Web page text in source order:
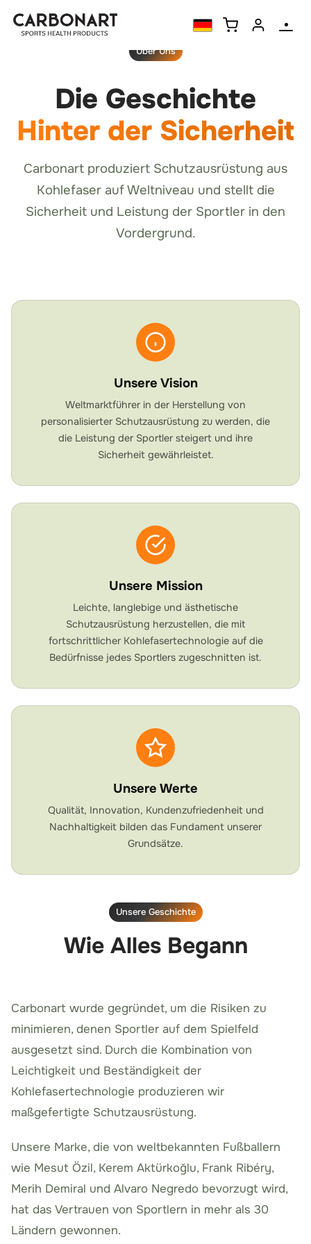
Über Uns
Die Geschichte
Hinter der Sicherheit
Carbonart produziert Schutzausrüstung aus
Kohlefaser auf Weltniveau und stellt die
Sicherheit und Leistung der Sportler in den
Vordergrund.
Unsere Vision
Weltmarktführer in der Herstellung von
personalisierter Schutzausrüstung zu werden, die
die Leistung der Sportler steigert und ihre
Sicherheit gewährleistet.
Unsere Mission
Leichte, langlebige und ästhetische
Schutzausrüstung herzustellen, die mit
fortschrittlicher Kohlefasertechnologie auf die
Bedürfnisse jedes Sportlers zugeschnitten ist.
Unsere Werte
Qualität, Innovation, Kundenzufriedenheit und
Nachhaltigkeit bilden das Fundament unserer
Grundsätze.
Unsere Geschichte
Wie Alles Begann
Carbonart wurde gegründet, um die Risiken zu
minimieren, denen Sportler auf dem Spielfeld
ausgesetzt sind. Durch die Kombination von
Leichtigkeit und Beständigkeit der
Kohlefasertechnologie produzieren wir
maßgefertigte Schutzausrüstung.
Unsere Marke, die von weltbekannten Fußballern
wie Mesut Özil, Kerem Aktürkoğlu, Frank Ribéry,
Merih Demiral und Alvaro Negredo bevorzugt wird,
hat das Vertrauen von Sportlern in mehr als 30
Ländern gewonnen.